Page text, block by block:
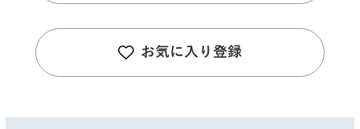
お気に入り登録